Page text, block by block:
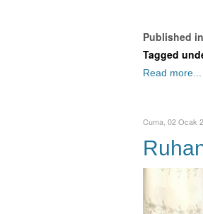
Published in
Tagged
Read more...
Cuma, 02 Ocak